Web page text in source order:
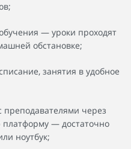
— уроки проходят
обстановке;
занятия в удобное
преподавателями через
платформу — достаточно
ноутбук;